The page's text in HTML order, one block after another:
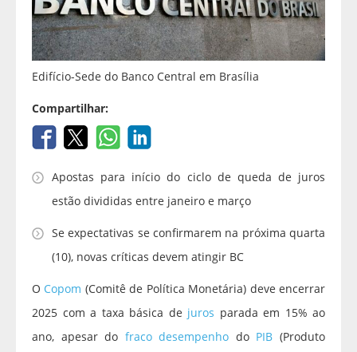
Edifício-Sede do Banco Central em Brasília
Compartilhar:
Apostas para início do ciclo de queda de juros
estão divididas entre janeiro e março
Se expectativas se confirmarem na próxima quarta
(10), novas críticas devem atingir BC
O Copom (Comitê de Política Monetária) deve encerrar
2025 com a taxa básica de juros parada em 15% ao
ano, apesar do fraco desempenho do PIB (Produto